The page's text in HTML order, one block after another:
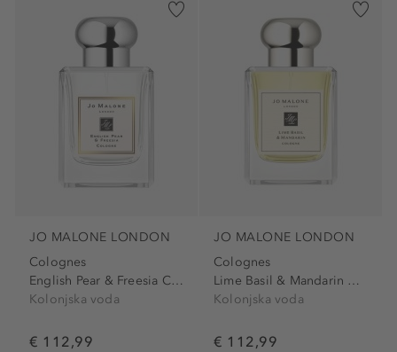
JO MALONE LONDON
Colognes
English Pear & Freesia Cologne
Kolonjska voda
€ 112,99
JO MALONE LONDON
Colognes
Lime Basil & Mandarin Cologne
Kolonjska voda
€ 112,99